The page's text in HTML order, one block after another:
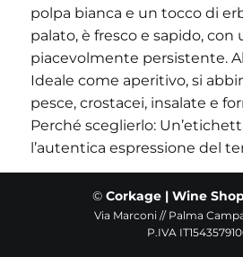
polpa bianca e un tocco di
palato, è fresco e sapido, con
piacevolmente persistente.
Ideale come aperitivo, si
pesce, crostacei, insalate e
Perché sceglierlo:
l’autentica espressione del
© Corkage | Wine
Via Marconi // Palma
P.IVA